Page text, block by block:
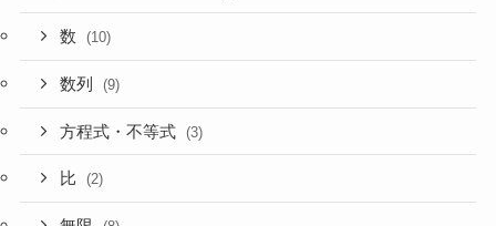
数 (10)
数列 (9)
方程式・不等式 (3)
比 (2)